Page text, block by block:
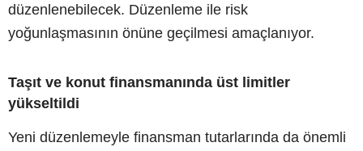
düzenlenebilecek. Düzenleme ile risk
yoğunlaşmasının önüne geçilmesi amaçlanıyor.
Taşıt ve konut finansmanında üst limitler
yükseltildi
Yeni düzenlemeyle finansman tutarlarında da önemli